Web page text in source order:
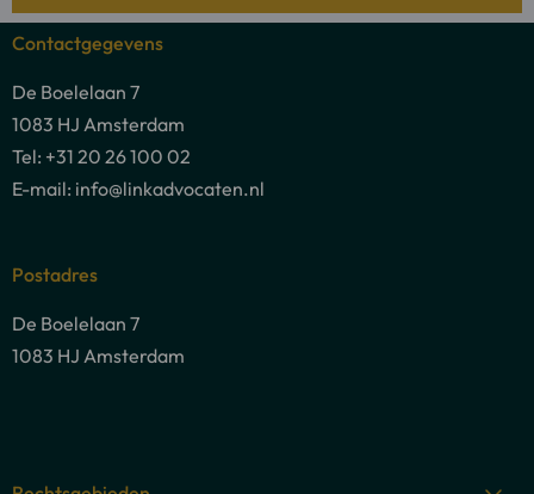
Contactgegevens
De Boelelaan 7
1083 HJ Amsterdam
Tel: +31 20 26 100 02
E-mail: info@linkadvocaten.nl
Postadres
De Boelelaan 7
1083 HJ Amsterdam